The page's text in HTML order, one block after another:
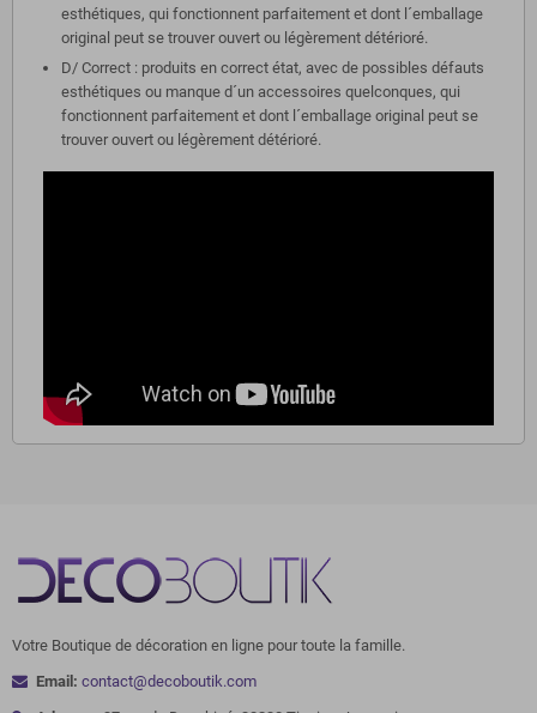
esthétiques, qui fonctionnent parfaitement et dont l´emballage
original peut se trouver ouvert ou légèrement détérioré.
D/ Correct : produits en correct état, avec de possibles défauts
esthétiques ou manque d´un accessoires quelconques, qui
fonctionnent parfaitement et dont l´emballage original peut se
trouver ouvert ou légèrement détérioré.
Votre Boutique de décoration en ligne pour toute la famille.
Email: contact@decoboutik.com